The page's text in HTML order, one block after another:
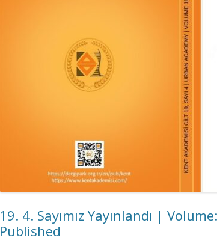
19. 4. Sayımız Yayınlandı |
Published